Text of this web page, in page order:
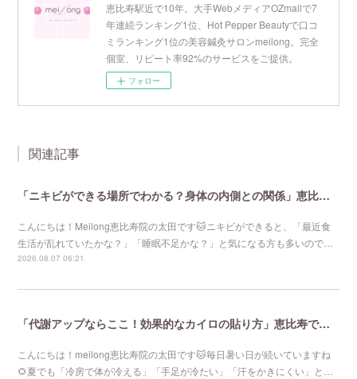
恵比寿駅近で10年。大手WebメディアOZmallで7
年連続ランキング1位、Hot Pepper Beautyで口コ
ミランキング1位の美容鍼灸サロンmeilong。完全
個室、リピート率92%のサービスをご提供。
フォロー
関連記事
「ニキビができる場所でわかる？身体の内側との関係」恵比寿で口コミNo 1美容鍼灸ならmeilong
こんにちは！Meilong恵比寿院の太田です🐱ニキビができると、「最近食
生活が乱れていたかな？」「睡眠不足かな？」と気になる方も多いので…
2026.08.07 06:21
「代謝アップならここ！効果的なカイロの貼り方」恵比寿で口コミNo 1美容鍼灸ならmeilong
こんにちは！meilong恵比寿院の太田です🐱毎日暑い日が続いていますね
🌻夏でも「冷房で体が冷える」「手足が冷たい」「汗をかきにくい」と…